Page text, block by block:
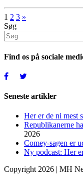
1 2 3 »
Søg
Find os på sociale
Seneste artikler
Her er de ni mest
Republikanerne
2026
Comey-sagen er
Ny podcast: Her
Copyright 2026 | MH